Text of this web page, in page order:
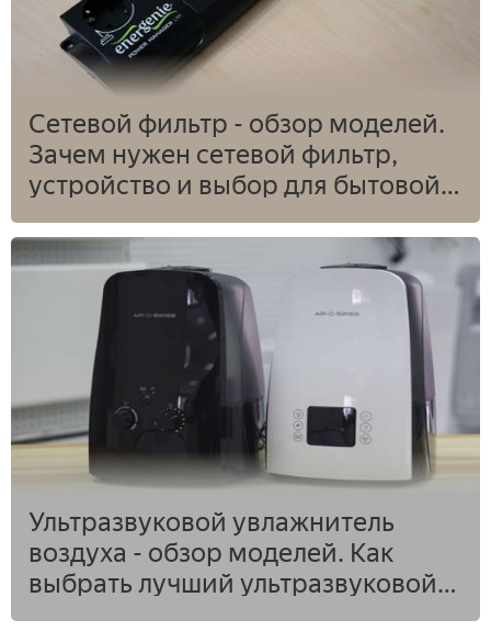
Сетевой фильтр - обзор моделей.
Зачем нужен сетевой фильтр,
устройство и выбор для бытовой
техники
Ультразвуковой увлажнитель
воздуха - обзор моделей. Как
выбрать лучший ультразвуковой
увлажнитель для дома